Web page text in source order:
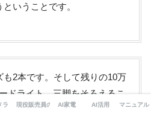
いうことです。
も2本です。そして残りの10万
ドライト、三脚をそろえるこ
のカメラ環境が出来上がりま
ラ 現役販売員の本音AI家電 AI活用 マニュアル